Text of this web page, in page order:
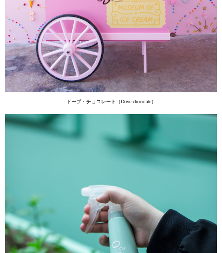
ドーブ・チョコレート（Dove chocolate）